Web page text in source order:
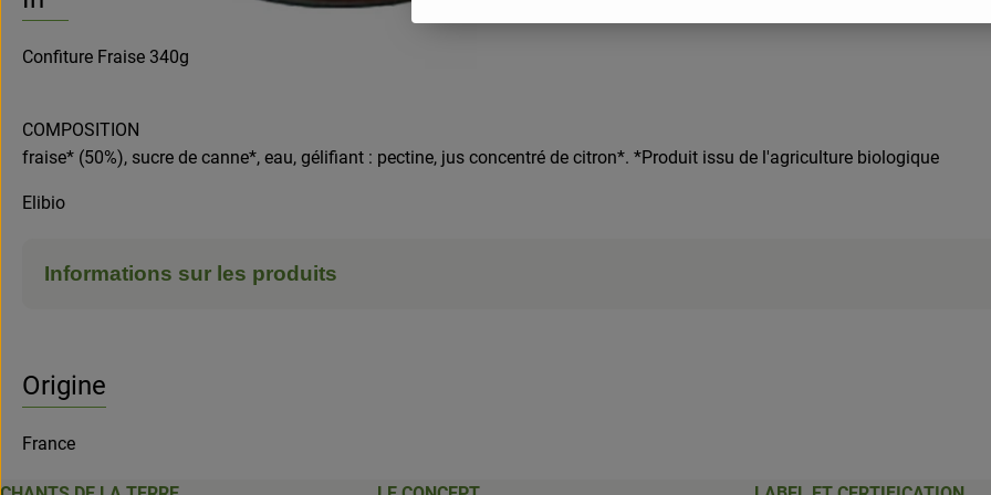
Confiture Fraise 340g
COMPOSITION
fraise* (50%), sucre de canne*, eau, gélifiant : pectine, jus concentré de citron*. *Produit issu de l'agriculture biologique
Elibio
Informations sur les produits
Origine
France